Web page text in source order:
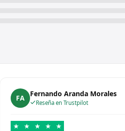
FA Fernando Aranda Morales
Reseña en Trustpilot
★ ★ ★ ★ ★